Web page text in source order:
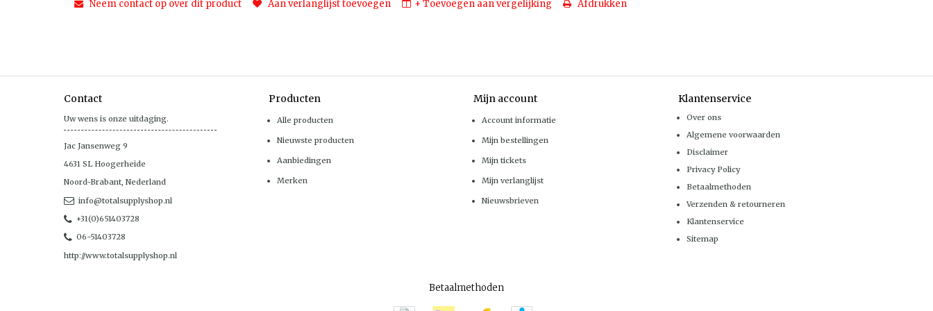
Neem contact op over dit product Aan verlanglijst toevoegen + Toevoegen aan vergelijking Afdrukken
Contact
Uw wens is onze uitdaging.
Jac Jansenweg 9
4631 SL Hoogerheide
Noord-Brabant, Nederland
info@totalsupplyshop.nl
+31(0)651403728
06-51403728
http://www.totalsupplyshop.nl
Producten
Alle producten
Nieuwste producten
Aanbiedingen
Merken
Mijn account
Account informatie
Mijn bestellingen
Mijn tickets
Mijn verlanglijst
Nieuwsbrieven
Klantenservice
Over ons
Algemene voorwaarden
Disclaimer
Privacy Policy
Betaalmethoden
Verzenden & retourneren
Klantenservice
Sitemap
Betaalmethoden